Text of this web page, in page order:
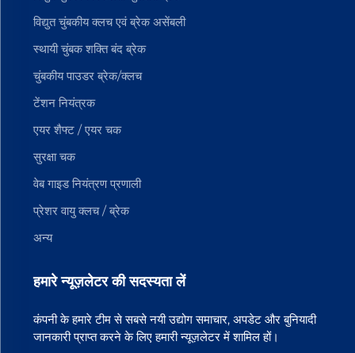
विद्युत चुंबकीय क्लच एवं ब्रेक असेंबली
स्थायी चुंबक शक्ति बंद ब्रेक
चुंबकीय पाउडर ब्रेक/क्लच
टेंशन नियंत्रक
एयर शैफ्ट / एयर चक
सुरक्षा चक
वेब गाइड नियंत्रण प्रणाली
प्रेशर वायु क्लच / ब्रेक
अन्य
हमारे न्यूज़लेटर की सदस्यता लें
कंपनी के हमारे टीम से सबसे नयी उद्योग समाचार, अपडेट और बुनियादी
जानकारी प्राप्त करने के लिए हमारी न्यूज़लेटर में शामिल हों।